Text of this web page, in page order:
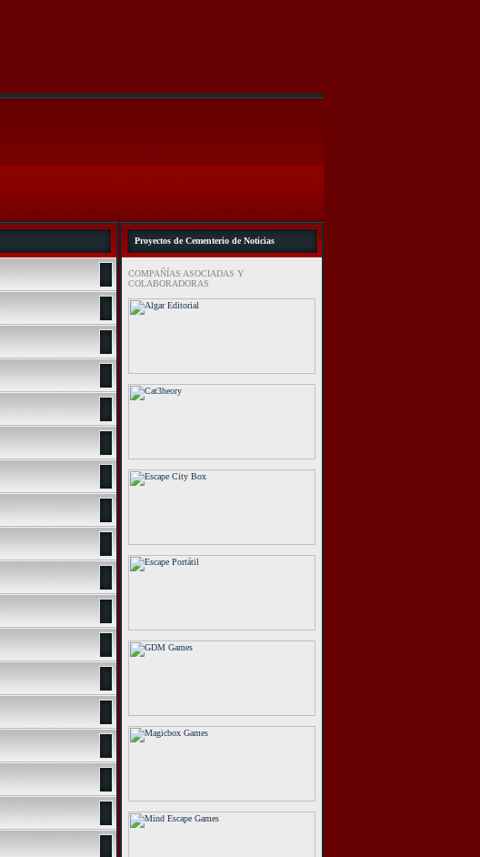
Proyectos de Cementerio de Noticias
COMPAÑÍAS ASOCIADAS Y
COLABORADORAS